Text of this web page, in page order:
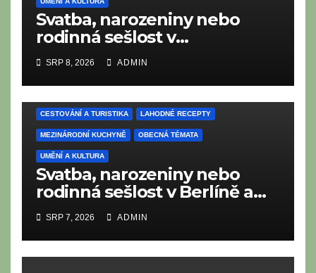
Svatba, narozeniny nebo
rodinná sešlost v
Thüringsku: Co nesmí chybět
na tradičním thüringském
bufetu?
SRP 8, 2026 ADMIN
CESTOVÁNÍ A TURISTIKA LAHODNÉ RECEPTY
MEZINÁRODNÍ KUCHYNĚ OBECNÁ TÉMATA
UMĚNÍ A KULTURA
Svatba, narozeniny nebo
rodinná sešlost v Berlíně a
Braniborsku: Co nesmí
chybět na moderním i
tradičním metropolitním
bufetu?
SRP 7, 2026 ADMIN